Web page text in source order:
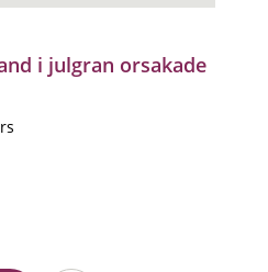
i julgran orsakade